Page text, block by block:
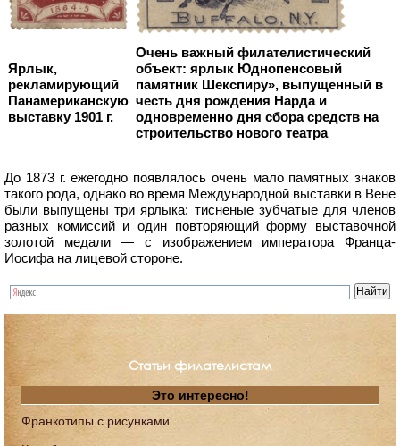
Ярлык,
рекламирующий
Панамериканскую
выставку 1901 г.
Очень важный филателистический
объект: ярлык Юднопенсовый
памятник Шекспиру», выпущенный в
честь дня рождения Нарда и
одновременно дня сбора средств на
строительство нового театра
До 1873 г. ежегодно появлялось очень мало памятных знаков
такого рода, однако во время Международной выставки в Вене
были выпущены три ярлыка: тисненые зубчатые для членов
разных комиссий и один повторяющий форму выставочной
золотой медали — с изображением императора Франца-
Иосифа на лицевой стороне.
Статьи филателистам
Это интересно!
Франкотипы с рисунками